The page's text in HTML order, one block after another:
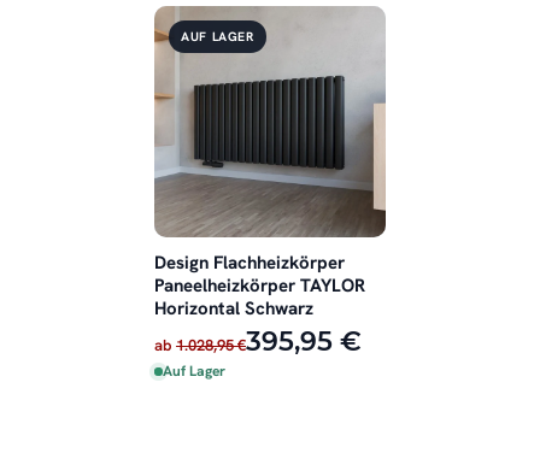
AUF LAGER
Design Flachheizkörper
Paneelheizkörper TAYLOR
Horizontal Schwarz
ab 1.028,95 €395,95 €
Auf Lager